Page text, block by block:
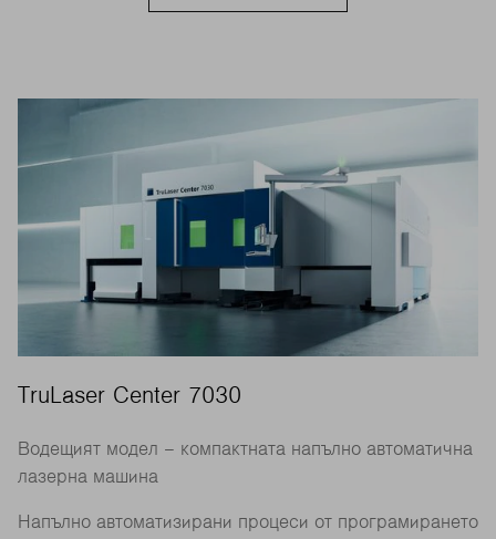
TruLaser Center 7030
Водещият модел – компактната напълно автоматична
лазерна машина
Напълно автоматизирани процеси от програмирането